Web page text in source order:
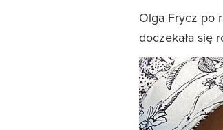
Olga Frycz po
doczekała się